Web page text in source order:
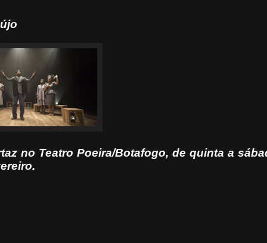
no Teatro Poeira/Botafogo, de quinta a